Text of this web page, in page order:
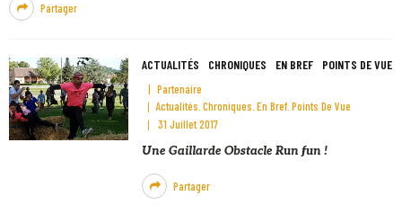
Partager
ACTUALITÉS CHRONIQUES EN BREF POINTS DE VUE
Partenaire
Actualités Chroniques En Bref Points De Vue
31 Juillet 2017
Une Gaillarde Obstacle Run fun !
Partager